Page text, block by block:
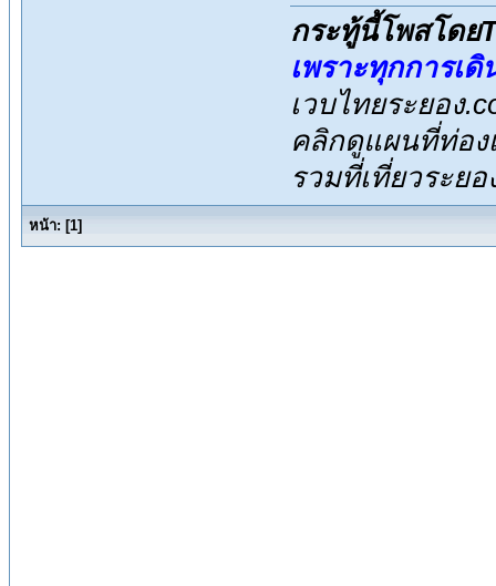
กระทู้นี้โพสโดย
เพราะทุกการเ
เวบไทยระยอง
คลิกดูแผนที่ท่อง
รวมที่เที่ยวระย
หน้า: [1]